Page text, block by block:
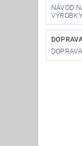
NÁVOD
VÝROBKY